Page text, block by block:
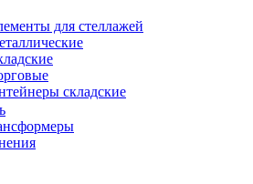
для стеллажей
складские